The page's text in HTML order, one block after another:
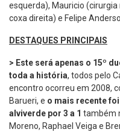
esquerda), Mauricio
coxa direita) e Felipe
DESTAQUES PRINCIPAIS
> Este será apenas o 15º
toda a história, todos pelo
encontro ocorreu em 2008,
Barueri, e o mais recente
alviverde por 3 a 1 também
Moreno, Raphael Veiga e